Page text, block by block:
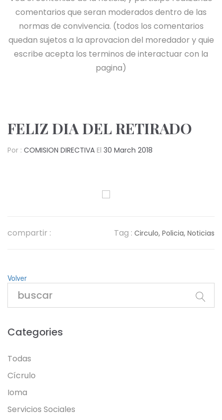
comentarios que seran moderados dentro de las
normas de convivencia. (todos los comentarios
quedan sujetos a la aprovacion del moredador y quie
escribe acepta los terminos de interactuar con la
pagina)
FELIZ DIA DEL RETIRADO
Por : COMISION DIRECTIVA El 30 March 2018
compartir : Tag : Circulo, Policia, Noticias
Volver
Categories
Todas
Cícrulo
Ioma
Servicios Sociales